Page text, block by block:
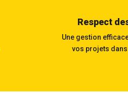
Respect
Une gestion
vos projets